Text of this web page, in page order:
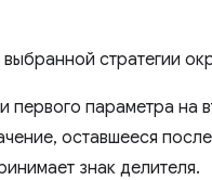
стратегии
первого параметра на
оставшееся
знак делителя.